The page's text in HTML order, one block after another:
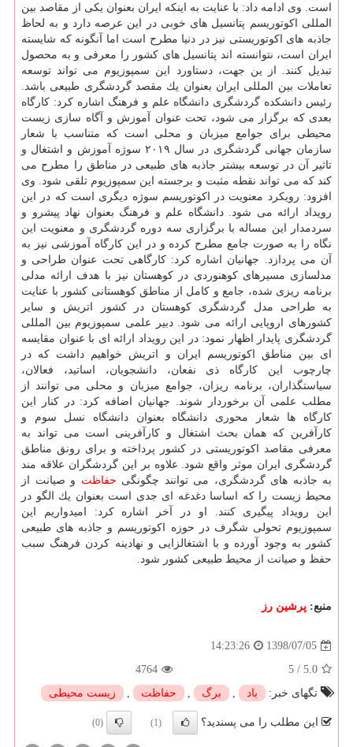
است. وی ادامه داد: با عنایت به اینكه ایران بعنوان یكی از مقاصد بین
المللی اكوتوریسم پتانسیل های خوبی در این عرصه دارد و به لحاظ
جاذبه های اكوتوریستی نیز در دنیا مطرح است اما آنگونه كه شایسته
ایران است، نتوانسته اند پتانسیل های كشور را معرفی و به محصول
تبدیل كنند. از ین جهت، دستاورد این سمپوزیوم می تواند توسعه
تعاملات بین المللی ایران بعنوان یك مقصد گردشگری طبیعی باشد.
رئیس دانشكده گردشگری دانشگاه علم و فرهنگ اشاره كرد: كارگاه
بعدی كه برگزار می شود، تحت عنوان آموزش و آگاه سازی زیست
محیطی برای جوامع میزبان و محلی است كه متناسب با شعار
سازمان جهانی گردشگری در سال ۲۰۱۹ سوژه آموزش و اشتغال و
تاثیر آن در توسعه بیشتر جاذبه های طبیعی در مناطق را مطرح می
كند كه می تواند نقطه مثبت و برجسته این سمپوزیوم تلقی شود. وی
افزود: رویكرد معنویت در اكوتوریسم سوژه دیگری است كه در این
رویداد ارائه می شود. دانشگاه علم و فرهنگ بعنوان نهاد پیشرو و
سردمدار این مساله با برگزاری سه دوره گردشگری و معنویت این
نگاه را به صورت جامع مطرح كرده و در این كارگاه آموزشی نیز به
آن می پردازد. جهانیان اشاره كرد: كارگاهی تحت عنوان طراحی و
مدلسازی مسیرهای كوهنوردی در كوهستان نیز با هدف ارائه مدلی
برنامه ریزی شده، جامع و كامل از مناطق كوهستانی كشور با عنایت
به طراحی مدل گردشگری كوهستان در كشور اتریش و سایر
كشورهای اروپایی ارائه می شود. دبیر علمی سمپوزیوم بین المللی
گردشگری پایدار اظهار نمود: در این رویداد ارائه ای با عنوان مقایسه
ای بین مناطق اكوتوریسم ایران و اتریش خواهیم داشت كه در
چارچوب این كارگاه ذی نفعان، دانشجویان، اساتید، فعالان،
سیاستگذاران، برنامه ریزان، جوامع میزبان و محلی می توانند از
مطلب علمی آن برخوردار شوند. جهانیان اضافه كرد: در كنار این
كارگاه ها شعار محوری دانشگاه بعنوان دانشگاه نسل سوم و
كارآفرین كه همان بحث اشتغال و كارآفرینی است می تواند به
معرفی مقاصد اكوتوریستی در كشور پرداخته و برای رونق مناطق
گردشگری ایران موثر واقع شود. علاوه بر این گردشگران علاقه مند
به جاذبه های گردشگری، می توانند چگونگی حفاظت و صیانت از
محیط زیست را كه اساسا دغدغه ای جدی است بعنوان یك الگو در
این رویداد پیگیری كنند. او در آخر اشاره كرد: امیدواریم این
سمپوزیوم تحولی شگرف در حوزه اكوتوریسم و جاذبه های طبیعی
كشور به وجود آورده و با اشتغالزایی و نهادینه كردن فرهنگ سبب
حفظ و صیانت از محیط طبیعی كشور شود.
منبع: پرشین رز
1398/07/05
14:23:26
5.0
/
5
4764
تگهای خبر:
باد , برگ , حفاظت , زیست محیطی
این مطلب را می پسندید؟ (1)
(0)